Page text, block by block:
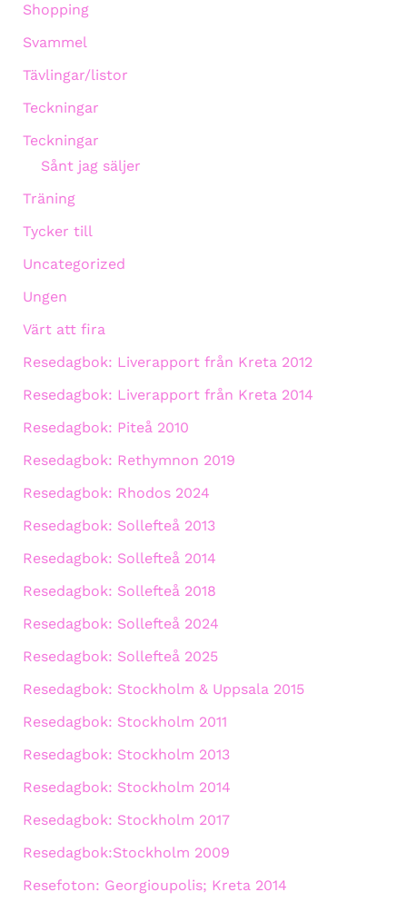
Shopping
Svammel
Tävlingar/listor
Teckningar
Teckningar
Sånt jag säljer
Träning
Tycker till
Uncategorized
Ungen
Värt att fira
Resedagbok: Liverapport från Kreta 2012
Resedagbok: Liverapport från Kreta 2014
Resedagbok: Piteå 2010
Resedagbok: Rethymnon 2019
Resedagbok: Rhodos 2024
Resedagbok: Sollefteå 2013
Resedagbok: Sollefteå 2014
Resedagbok: Sollefteå 2018
Resedagbok: Sollefteå 2024
Resedagbok: Sollefteå 2025
Resedagbok: Stockholm & Uppsala 2015
Resedagbok: Stockholm 2011
Resedagbok: Stockholm 2013
Resedagbok: Stockholm 2014
Resedagbok: Stockholm 2017
Resedagbok:Stockholm 2009
Resefoton: Georgioupolis; Kreta 2014